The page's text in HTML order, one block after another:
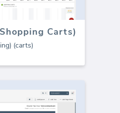
Carts)
(carts)